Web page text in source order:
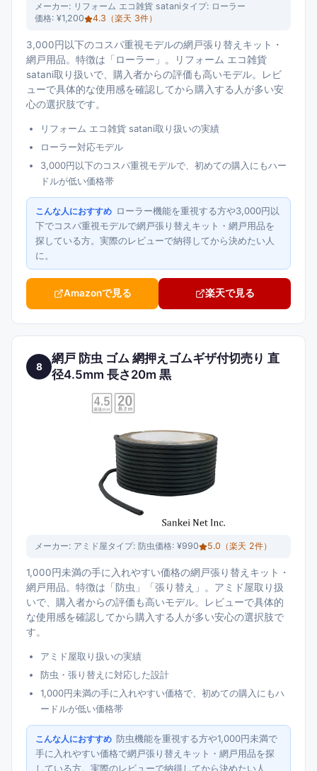
メーカー: リフォーム エコ雑貨 sataniタイプ: ローラー
価格: ¥1,200 4.3 （楽天 3件）
3,000円以下のコスパ重視モデルの網戸張り替えキット・
網戸用品。特徴は「ローラー」。リフォーム エコ雑貨
satani取り扱いで、購入者からの評価も高いモデル。レビ
ューで具体的な使用感を確認してから購入する人が多い安
心の選択肢です。
リフォーム エコ雑貨 satani取り扱いの実績
ローラー対応モデル
3,000円以下のコスパ重視モデルで、初めての購入にもハー
ドルが低い価格帯
こんな人におすすめ ローラー機能を重視する方や3,000円以
下でコスパ重視モデルで網戸張り替えキット・網戸用品を
探している方。実際のレビューで納得してから決めたい人
に。
Amazonで見る 楽天で見る
8
網戸 防虫 ゴム 網押えゴムギザ付切売り 直
径4.5mm 長さ20m 黒
メーカー: アミド屋タイプ: 防虫価格: ¥990 5.0 （楽天 2件）
1,000円未満の手に入れやすい価格の網戸張り替えキット・
網戸用品。特徴は「防虫」「張り替え」。アミド屋取り扱
いで、購入者からの評価も高いモデル。レビューで具体的
な使用感を確認してから購入する人が多い安心の選択肢で
す。
アミド屋取り扱いの実績
防虫・張り替えに対応した設計
1,000円未満の手に入れやすい価格で、初めての購入にもハ
ードルが低い価格帯
こんな人におすすめ 防虫機能を重視する方や1,000円未満で
手に入れやすい価格で網戸張り替えキット・網戸用品を探
している方。実際のレビューで納得してから決めたい人